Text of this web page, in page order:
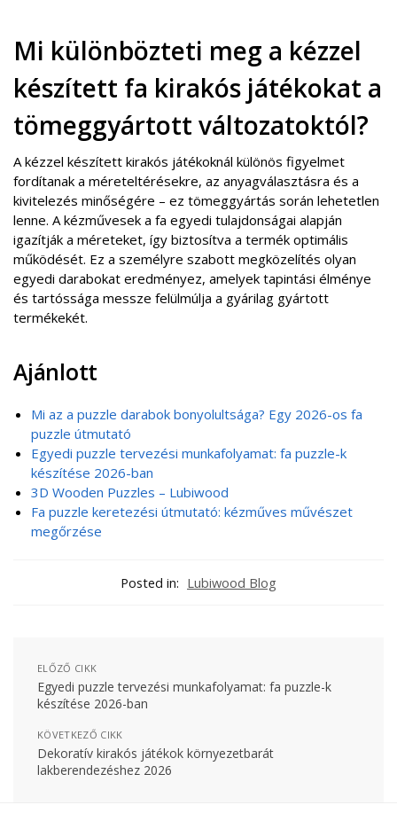
Mi különbözteti meg a kézzel
készített fa kirakós játékokat a
tömeggyártott változatoktól?
A kézzel készített kirakós játékoknál különös figyelmet
fordítanak a méreteltérésekre, az anyagválasztásra és a
kivitelezés minőségére – ez tömeggyártás során lehetetlen
lenne. A kézművesek a fa egyedi tulajdonságai alapján
igazítják a méreteket, így biztosítva a termék optimális
működését. Ez a személyre szabott megközelítés olyan
egyedi darabokat eredményez, amelyek tapintási élménye
és tartóssága messze felülmúlja a gyárilag gyártott
termékekét.
Ajánlott
Mi az a puzzle darabok bonyolultsága? Egy 2026-os fa
puzzle útmutató
Egyedi puzzle tervezési munkafolyamat: fa puzzle-k
készítése 2026-ban
3D Wooden Puzzles – Lubiwood
Fa puzzle keretezési útmutató: kézműves művészet
megőrzése
Posted in: Lubiwood Blog
ELŐZŐ CIKK
Egyedi puzzle tervezési munkafolyamat: fa puzzle-k
készítése 2026-ban
KÖVETKEZŐ CIKK
Dekoratív kirakós játékok környezetbarát
lakberendezéshez 2026